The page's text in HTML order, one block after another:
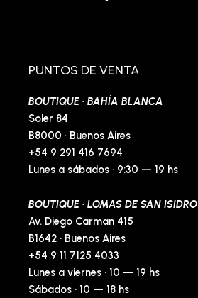
a
o
k
f
PUNTOS DE VENTA
BOUTIQUE · BAHÍA BLANCA
Soler 84
B8000 · Buenos Aires
+54 9 291 416 7694
Lunes a sábados · 9:30 — 19 hs
BOUTIQUE · LOMAS DE SAN ISIDRO
Av. Diego Carman 415
B1642 · Buenos Aires
+54 9 11 7125 4033
Lunes a viernes · 10 — 19 hs
Sábados · 10 — 18 hs